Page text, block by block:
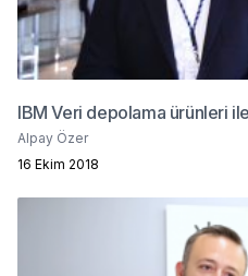
IBM Veri depolama ürünleri
Alpay Özer
16 Ekim 2018